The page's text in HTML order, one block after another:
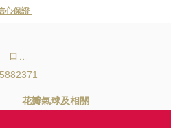
心保證
ログイン
花瓣氣球及相關